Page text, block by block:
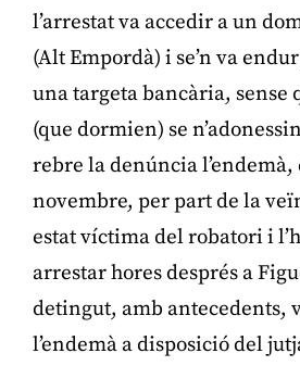
l’arrestat va accedir a un
(Alt Empordà) i se’n va
una targeta bancària, sense
(que dormien) se
rebre la denúncia l’endemà,
novembre, per part de la
estat víctima del robatori i
arrestar hores després a
detingut, amb antecedents,
l’endemà a disposició del